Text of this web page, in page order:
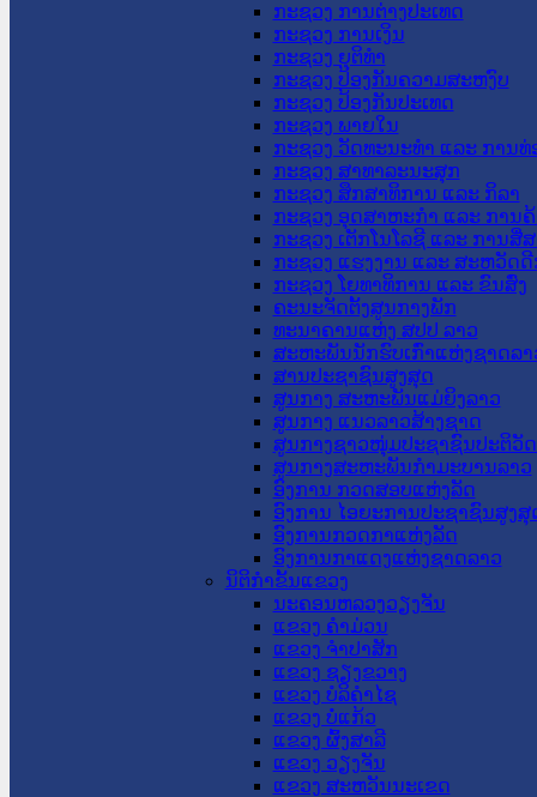
ກະຊວງ ການຕ່າງປະເທດ
ກະຊວງ ການເງິນ
ກະຊວງ ຍຸຕິທໍາ
ກະຊວງ ປ້ອງກັນຄວາມສະຫງົບ
ກະຊວງ ປ້ອງກັນປະເທດ
ກະຊວງ ພາຍໃນ
ກະຊວງ ວັດທະນະທຳ ແລະ ການທ່
ກະຊວງ ສາທາລະນະສຸກ
ກະຊວງ ສຶກສາທິການ ແລະ ກິລາ
ກະຊວງ ອຸດສາຫະກຳ ແລະ ການຄ້
ກະຊວງ ເຕັກໂນໂລຊີ ແລະ ການສື່
ກະຊວງ ແຮງງານ ແລະ ສະຫວັດ
ກະຊວງ ໂຍທາທິການ ແລະ ຂົນສົ່ງ
ຄະນະຈັດຕັ້ງສູນກາງພັກ
ທະນາຄານແຫ່ງ ສປປ ລາວ
ສະຫະພັນນັກຮົບເກົ່າແຫ່ງຊາດລາ
ສານປະຊາຊົນສູງສຸດ
ສູນກາງ ສະຫະພັນແມ່ຍິງລາວ
ສູນກາງ ແນວລາວສ້າງຊາດ
ສູນກາງຊາວໜຸ່ມປະຊາຊົນປະຕິວັ
ສູນກາງສະຫະພັນກຳມະບານລາວ
ອົງການ ກວດສອບແຫ່ງລັດ
ອົງການ ໄອຍະການປະຊາຊົນສູງສຸ
ອົງການກວດກາແຫ່ງລັດ
ອົງການກາແດງແຫ່ງຊາດລາວ
ນິຕິກໍາຂັ້ນແຂວງ
ນະ​ຄອນ​ຫລວງວຽງຈັນ
ແຂວງ ຄໍາມ່ວນ
ແຂວງ ຈໍາປາສັກ
ແຂວງ ຊຽງຂວາງ
ແຂວງ ບໍລິຄໍາໄຊ
ແຂວງ ບໍ່ແກ້ວ
ແຂວງ ຜົ້ງສາລີ
ແຂວງ ວຽງຈັນ
ແຂວງ ສະຫວັນນະເຂດ